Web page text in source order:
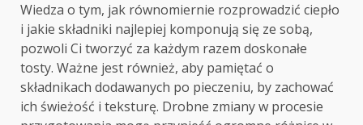
Wiedza o tym, jak równomiernie rozprowadzić ciepło
i jakie składniki najlepiej komponują się ze sobą,
pozwoli Ci tworzyć za każdym razem doskonałe
tosty. Ważne jest również, aby pamiętać o
składnikach dodawanych po pieczeniu, by zachować
ich świeżość i teksturę. Drobne zmiany w procesie